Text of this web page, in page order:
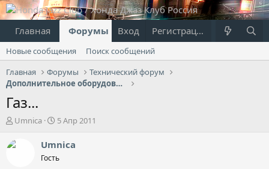
Главная Форумы Что нового?
Вход Регистрация
Новые сообщения
Поиск сообщений
Главная
Форумы
Технический форум
Дополнительное оборудование
Газ...
А
т
Umnica
Д
т
н
5 Апр 2011
Umnica
Гость